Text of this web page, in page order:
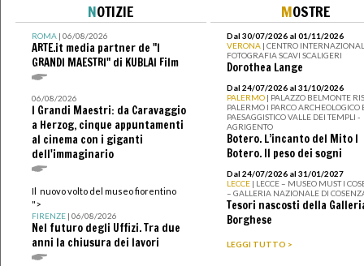
NOTIZIE
ROMA| 06/08/2026
ARTE.it media partner de "I
GRANDI MAESTRI" di KUBLAI Film
06/08/2026
I Grandi Maestri: da Caravaggio
a Herzog, cinque appuntamenti
al cinema con i giganti
dell'immaginario
Il nuovo volto del museo fiorentino
">
FIRENZE| 06/08/2026
Nel futuro degli Uffizi. Tra due
anni la chiusura dei lavori
MOSTRE
Dal 30/07/2026 al 01/11/2026
VERONA | CENTRO
FOTOGRAFIA SCAVI SCALIGERI
Dorothea Lange
Dal 24/07/2026 al 31/10/2026
PALERMO | PALAZZO BELMONTE
PALERMO I PARCO ARCHEOLOGICO
PAESAGGISTICO VALLE DEI TEMPLI -
AGRIGENTO
Botero. L’incanto del Mito I
Botero. Il peso dei sogni
Dal 24/07/2026 al 31/01/2027
LECCE | LECCE – MUSEO MUST I
– GALLERIA NAZIONALE DI
Tesori nascosti della
Borghese
LEGGI TUTTO >